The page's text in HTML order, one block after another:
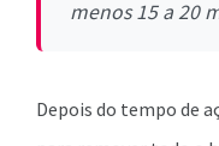
menos 15 a 20
Depois do tempo de